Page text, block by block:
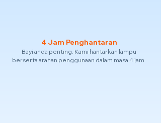
4 Jam Penghantaran
Bayi anda penting. Kami hantarkan lampu
berserta arahan penggunaan dalam masa 4 jam.